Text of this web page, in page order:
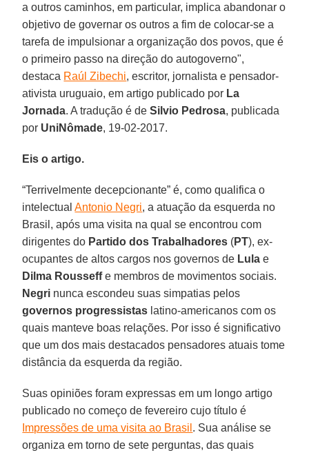
a outros caminhos, em particular, implica abandonar o
objetivo de governar os outros a fim de colocar-se a
tarefa de impulsionar a organização dos povos, que é
o primeiro passo na direção do autogoverno",
destaca Raúl Zibechi, escritor, jornalista e pensador-
ativista uruguaio, em artigo publicado por La
Jornada. A tradução é deSilvio Pedrosa, publicada
por UniNômade, 19-02-2017.
Eis o artigo.
“Terrivelmente decepcionante” é, como qualifica o
intelectualAntonio Negri, a atuação da esquerda no
Brasil, após uma visita na qual se encontrou com
dirigentes do Partido dos Trabalhadores (PT), ex-
ocupantes de altos cargos nos governos de Lula e
Dilma Rousseffe membros de movimentos sociais.
Negri nunca escondeu suas simpatias pelos
governos progressistas latino-americanos com os
quais manteve boas relações. Por isso é significativo
que um dos mais destacados pensadores atuais tome
distância da esquerda da região.
Suas opiniões foram expressas em um longo artigo
publicado no começo de fevereiro cujo título é
Impressões de uma visita ao Brasil . Sua análise se
organiza em torno de sete perguntas, das quais